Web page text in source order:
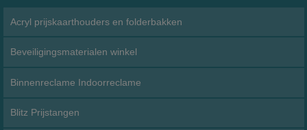
Acryl prijskaarthouders en folderbakken
Beveiligingsmaterialen winkel
Binnenreclame Indoorreclame
Blitz Prijstangen